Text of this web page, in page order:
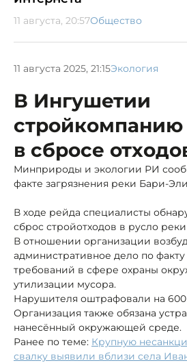
11 августа, 20:57Общество
11 августа 2025, 21:15Экология
В Ингушетии
в сбросе
Минприроды и экологии РИ
факте загрязнения реки Бари-
В ходе рейда специалисты
сброс стройотходов в русло
В отношении организации
административное дело по
требований в сфере охраны
утилизации мусора.
Нарушителя оштрафовали на 600
Организация также обязана
нанесённый окружающей среде.
Ранее по теме: Крупную
свалку выявили вблизи села